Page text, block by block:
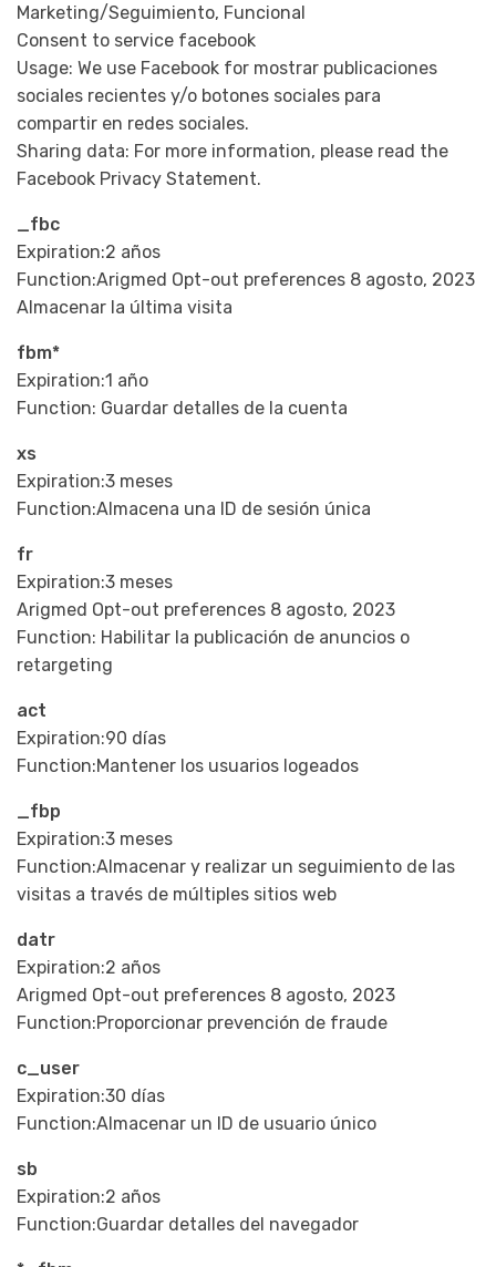
Marketing/Seguimiento, Funcional
Consent to service facebook
Usage: We use Facebook for mostrar publicaciones
sociales recientes y/o botones sociales para
compartir en redes sociales.
Sharing data: For more information, please read the
Facebook Privacy Statement.
_fbc
Expiration:2 años
Function:Arigmed Opt-out preferences 8 agosto, 2023
Almacenar la última visita
fbm*
Expiration:1 año
Function: Guardar detalles de la cuenta
xs
Expiration:3 meses
Function:Almacena una ID de sesión única
fr
Expiration:3 meses
Arigmed Opt-out preferences 8 agosto, 2023
Function: Habilitar la publicación de anuncios o
retargeting
act
Expiration:90 días
Function:Mantener los usuarios logeados
_fbp
Expiration:3 meses
Function:Almacenar y realizar un seguimiento de las
visitas a través de múltiples sitios web
datr
Expiration:2 años
Arigmed Opt-out preferences 8 agosto, 2023
Function:Proporcionar prevención de fraude
c_user
Expiration:30 días
Function:Almacenar un ID de usuario único
sb
Expiration:2 años
Function:Guardar detalles del navegador